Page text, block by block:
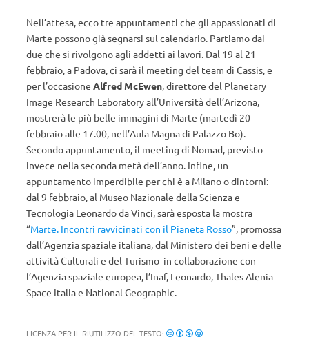
Nell’attesa, ecco tre appuntamenti che gli appassionati di
Marte possono già segnarsi sul calendario. Partiamo dai
due che si rivolgono agli addetti ai lavori. Dal 19 al 21
febbraio, a Padova, ci sarà il meeting del team di Cassis, e
per l’occasione Alfred McEwen, direttore del Planetary
Image Research Laboratory all’Università dell’Arizona,
mostrerà le più belle immagini di Marte (martedì 20
febbraio alle 17.00, nell’Aula Magna di Palazzo Bo).
Secondo appuntamento, il meeting di Nomad, previsto
invece nella seconda metà dell’anno. Infine, un
appuntamento imperdibile per chi è a Milano o dintorni:
dal 9 febbraio, al Museo Nazionale della Scienza e
Tecnologia Leonardo da Vinci, sarà esposta la mostra
“Marte. Incontri ravvicinati con il Pianeta Rosso”, promossa
dall’Agenzia spaziale italiana, dal Ministero dei beni e delle
attività Culturali e del Turismo in collaborazione con
l’Agenzia spaziale europea, l’Inaf, Leonardo, Thales Alenia
Space Italia e National Geographic.
LICENZA PER IL RIUTILIZZO DEL TESTO: